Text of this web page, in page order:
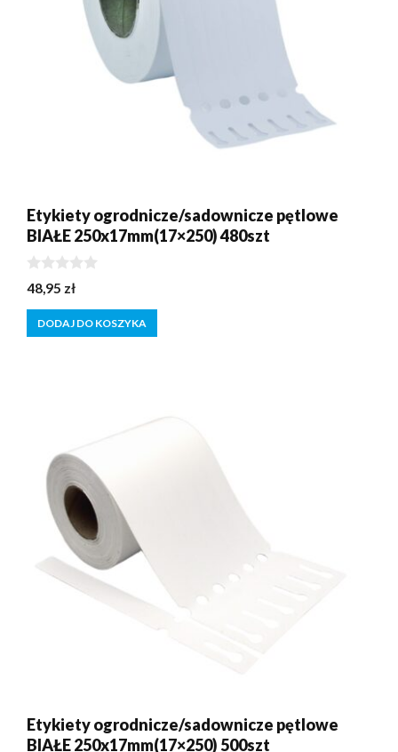
Etykiety ogrodnicze/sadownicze pętlowe
BIAŁE 250x17mm(17×250) 480szt
0
z
5
48,95 zł
DODAJ DO KOSZYKA
Etykiety ogrodnicze/sadownicze pętlowe
BIAŁE 250x17mm(17×250) 500szt